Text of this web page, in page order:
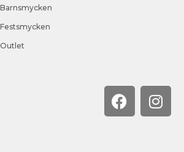
Barnsmycken
Festsmycken
Outlet